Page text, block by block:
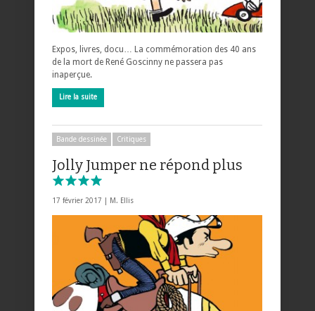
Expos, livres, docu… La commémoration des 40 ans
de la mort de René Goscinny ne passera pas
inaperçue.
Lire la suite
Bande dessinée Critiques
Jolly Jumper ne répond plus
17 février 2017 | M. Ellis